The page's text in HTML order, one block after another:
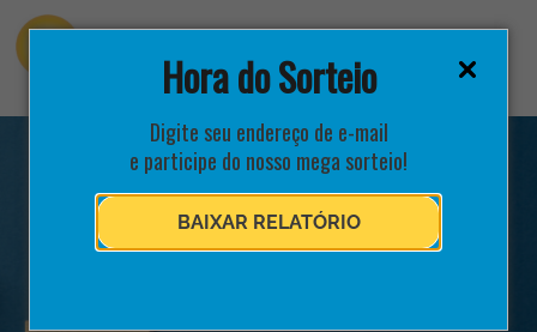
Hora do Sorteio
Digite seu endereço de e-mail
e participe do nosso mega sorteio!
BAIXAR RELATÓRIO